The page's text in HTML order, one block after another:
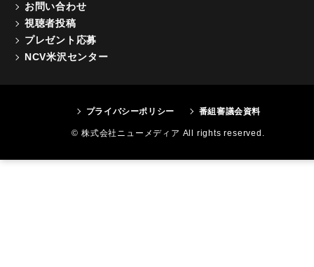
お問い合わせ
視聴者投稿
プレゼント応募
NCV米沢センター
プライバシーポリシー 番組審議会資料
© 株式会社ニューメディア All rights reserved.